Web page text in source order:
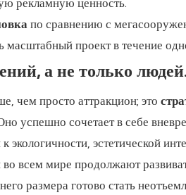
по сравнению с
масштабный проект в течение
а не только людей.
чем просто аттракцион; это
успешно сочетает в себе
экологичности, эстетической
всем мире продолжают
размера готово стать